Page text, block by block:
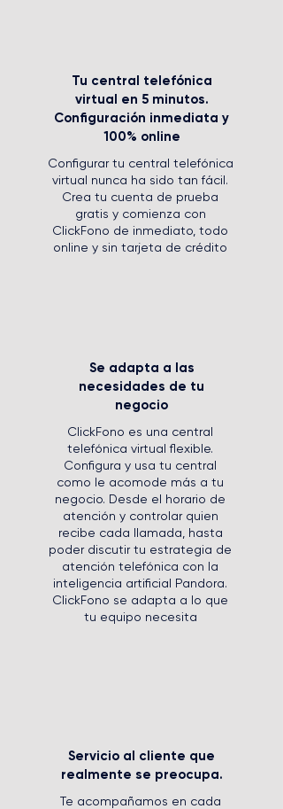
Tu central telefónica
virtual en 5 minutos.
Configuración inmediata y
100% online
Configurar tu central telefónica
virtual nunca ha sido tan fácil.
Crea tu cuenta de prueba
gratis y comienza con
ClickFono de inmediato, todo
online y sin tarjeta de crédito
Se adapta a las
necesidades de tu
negocio
ClickFono es una central
telefónica virtual flexible.
Configura y usa tu central
como le acomode más a tu
negocio. Desde el horario de
atención y controlar quien
recibe cada llamada, hasta
poder discutir tu estrategia de
atención telefónica con la
inteligencia artificial Pandora.
ClickFono se adapta a lo que
tu equipo necesita
Servicio al cliente que
realmente se preocupa.
Te acompañamos en cada